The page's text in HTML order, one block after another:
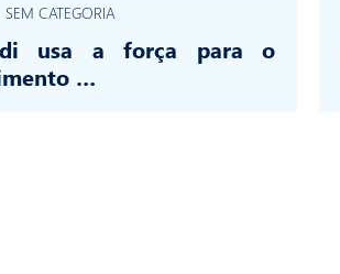
SEM CATEGORIA
usa a força para o
…